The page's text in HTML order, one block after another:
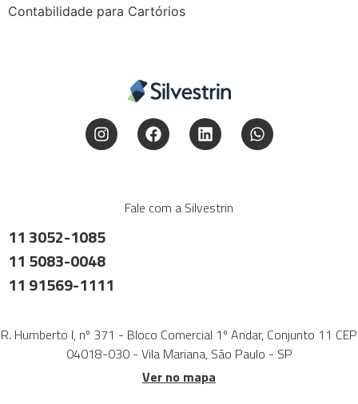
Contabilidade para Cartórios
Fale com a Silvestrin
11 3052-1085
11 5083-0048
11 91569-1111
R. Humberto I, nº 371 - Bloco Comercial 1º Andar, Conjunto 11 CEP
04018-030 - Vila Mariana, São Paulo - SP
Ver no mapa